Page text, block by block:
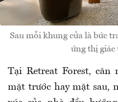
Sau mỗi khung cửa là bức
ứng thị giác
Tại Retreat Forest, căn
mặt trước hay mặt sau,